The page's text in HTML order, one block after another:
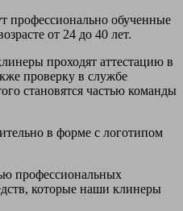
профессионально обученные
от 24 до 40 лет.
проходят аттестацию в
проверку в службе
становятся частью команды
в форме с логотипом
профессиональных
которые наши клинеры